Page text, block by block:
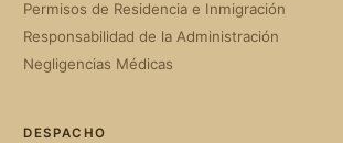
Permisos de Residencia e Inmigración
Responsabilidad de la Administración
Negligencias Médicas
DESPACHO